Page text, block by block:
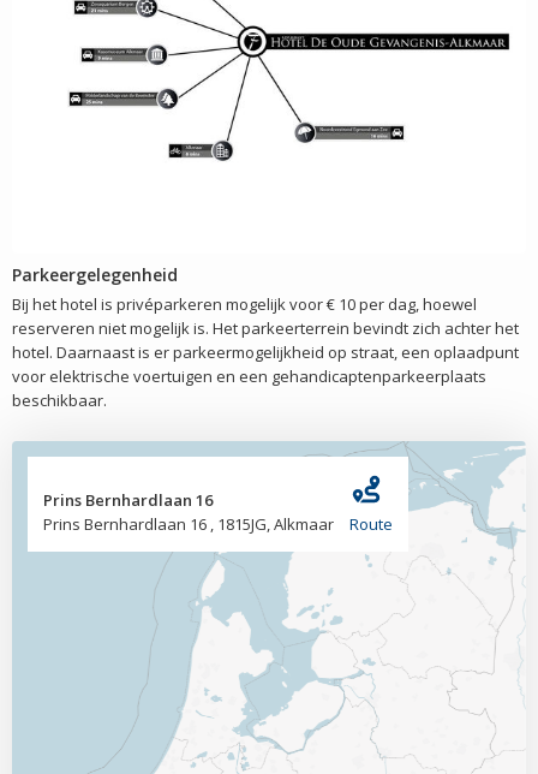
Parkeergelegenheid
Bij het hotel is privéparkeren mogelijk voor € 10 per dag, hoewel
reserveren niet mogelijk is. Het parkeerterrein bevindt zich achter het
hotel. Daarnaast is er parkeermogelijkheid op straat, een oplaadpunt
voor elektrische voertuigen en een gehandicaptenparkeerplaats
beschikbaar.
Prins Bernhardlaan 16
Prins Bernhardlaan 16 , 1815JG, Alkmaar
Route